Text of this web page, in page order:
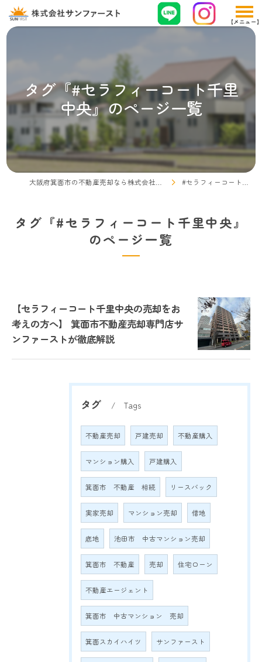
タグ『#セラフィーコート千里
中央』のページ一覧
#セラフィーコート千里中央
タグ『#セラフィーコート千里中央』
のページ一覧
【セラフィーコート千里中央の売却をお
考えの方へ】 箕面市不動産売却専門店サ
ンファーストが徹底解説
タグ Tags
不動産売却 戸建売却 不動産購入
マンション購入 戸建購入
箕面市 不動産 相続 リースバック
実家売却 マンション売却 借地
底地 池田市 中古マンション売却
箕面市 不動産 売却 住宅ローン
不動産エージェント
箕面市 中古マンション 売却
箕面スカイハイツ サンファースト